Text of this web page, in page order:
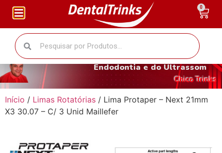
O fantástico mundo da
Endodontia e do Ultrassom
Chico Trinks
Início / Limas Rotatórias / Lima Protaper – Next 21mm
X3 30.07 – C/ 3 Unid Maillefer
0